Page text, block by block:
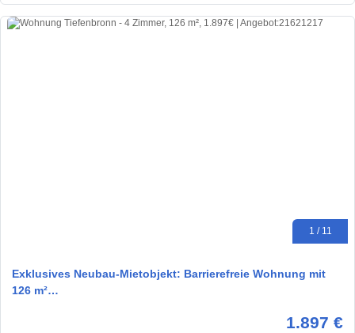
1 / 11
Exklusives Neubau-Mietobjekt: Barrierefreie Wohnung mit
126 m²…
1.897 €